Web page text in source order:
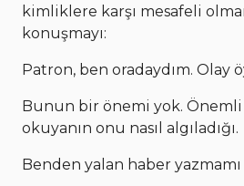
kimliklere karşı mesafeli
konuşmayı:
Patron, ben oradaydım. Olay
Bunun bir önemi yok.
okuyanın onu nasıl algıladığı.
Benden yalan haber